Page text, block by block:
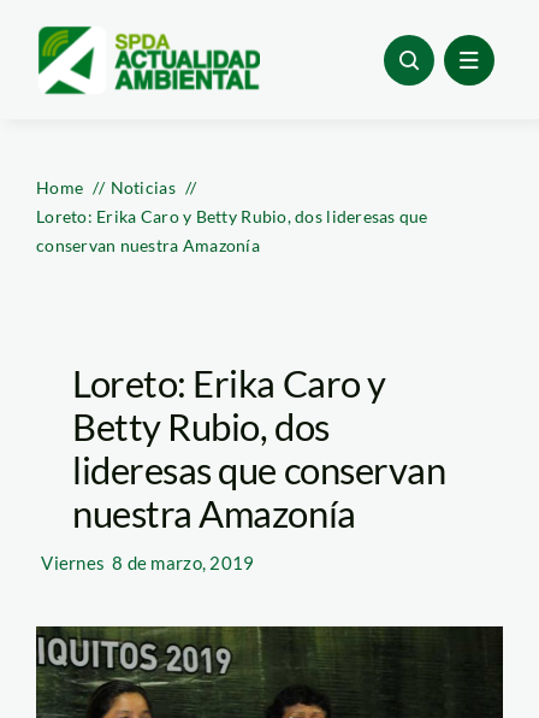
content
Home
Noticias
Loreto: Erika Caro y Betty Rubio, dos lideresas que
conservan nuestra Amazonía
Loreto: Erika Caro y
Betty Rubio, dos
lideresas que conservan
nuestra Amazonía
Viernes 8 de marzo, 2019